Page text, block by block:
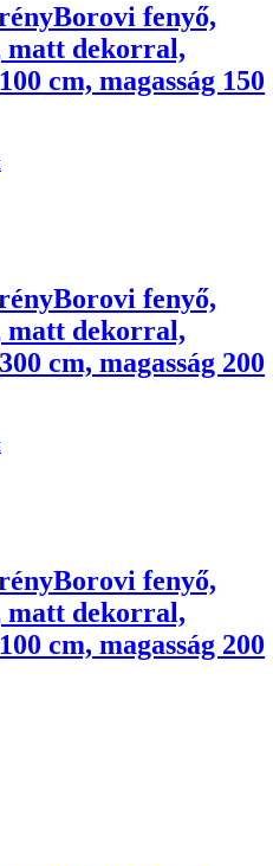
Borovi fenyő,
matt dekorral,
cm, magasság 150
Borovi fenyő,
matt dekorral,
cm, magasság 200
Borovi fenyő,
matt dekorral,
cm, magasság 200